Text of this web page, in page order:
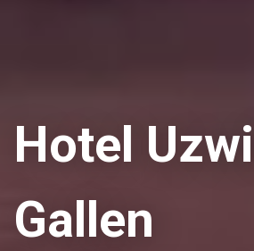
Hotel
Gallen